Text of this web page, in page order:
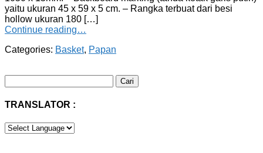
yaitu ukuran 45 x 59 x 5 cm. – Rangka terbuat dari besi
hollow ukuran 180 […]
Continue reading…
Categories: Basket, Papan
untuk:
TRANSLATOR :